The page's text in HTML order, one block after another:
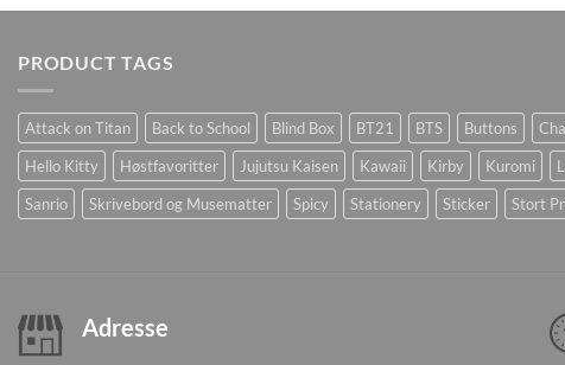
PRODUCT TAGS
Attack on Titan Back to School Blind Box BT21 BTS Buttons
Hello Kitty
Høstfavoritter Jujutsu Kaisen Kawaii Kirby Kuromi
Sanrio
Skrivebord og Musematter Spicy Stationery Sticker Stort
Adresse